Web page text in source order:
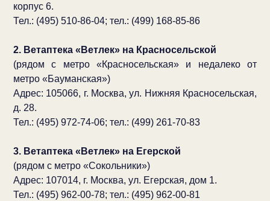
корпус 6.
Тел.: (495) 510-86-04; тел.: (499) 168-85-86
2. Ветаптека «Ветлек» на Красносельской
(рядом с метро «Красносельская» и недалеко от
метро «Бауманская»)
Адрес: 105066, г. Москва, ул. Нижняя Красносельская,
д. 28.
Тел.: (495) 972-74-06; тел.: (499) 261-70-83
3. Ветаптека «Ветлек» на Егерской
(рядом с метро «Сокольники»)
Адрес: 107014, г. Москва, ул. Егерская, дом 1.
Тел.: (495) 962-00-78; тел.: (495) 962-00-81